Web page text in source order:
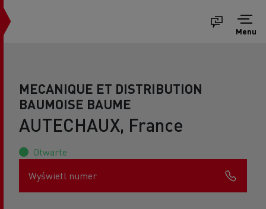
Menu
MECANIQUE ET DISTRIBUTION
BAUMOISE BAUME
AUTECHAUX, France
Otwarte
Wyświetl numer